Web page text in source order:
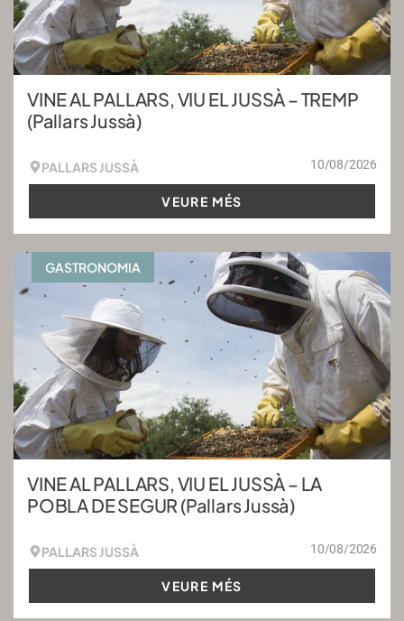
VINE AL PALLARS, VIU EL JUSSÀ – TREMP
(Pallars Jussà)
PALLARS JUSSÀ 10/08/2026
VEURE MÉS
GASTRONOMIA
VINE AL PALLARS, VIU EL JUSSÀ – LA
POBLA DE SEGUR (Pallars Jussà)
PALLARS JUSSÀ 10/08/2026
VEURE MÉS